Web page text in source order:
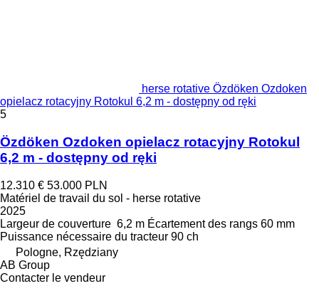
herse rotative Özdöken Ozdoken
opielacz rotacyjny Rotokul 6,2 m - dostępny od ręki
5
Özdöken Ozdoken opielacz rotacyjny Rotokul
6,2 m - dostępny od ręki
12.310 € 53.000 PLN
Matériel de travail du sol - herse rotative
2025
Largeur de couverture 6,2 m Écartement des rangs 60 mm
Puissance nécessaire du tracteur 90 ch
Pologne, Rzędziany
AB Group
Contacter le vendeur